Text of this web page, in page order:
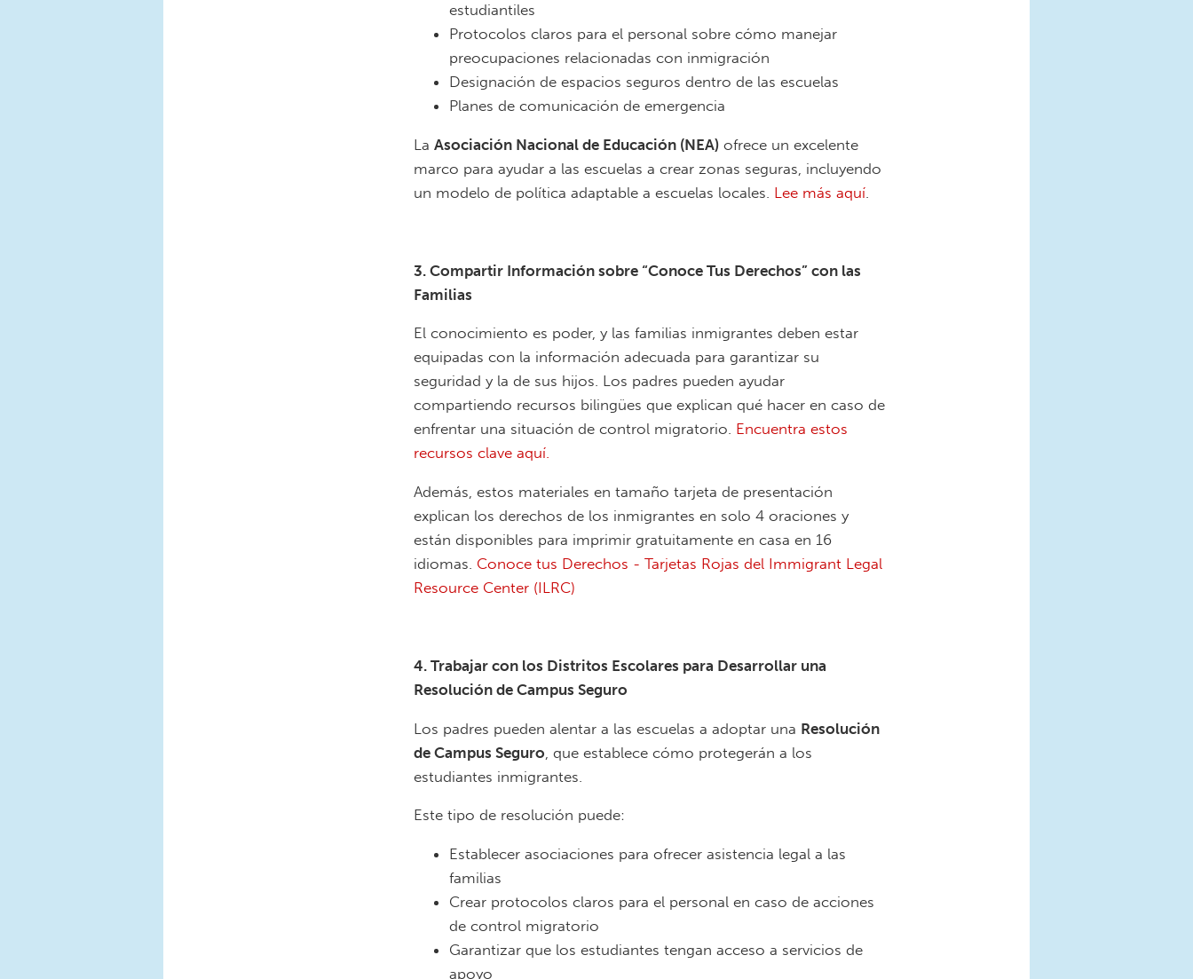
estudiantiles
Protocolos claros para el personal sobre cómo manejar
preocupaciones relacionadas con inmigración
Designación de espacios seguros dentro de las escuelas
Planes de comunicación de emergencia
La Asociación Nacional de Educación (NEA) ofrece un excelente
marco para ayudar a las escuelas a crear zonas seguras, incluyendo
un modelo de política adaptable a escuelas locales. Lee más aquí
3. Compartir Información sobre “Conoce Tus Derechos” con las
Familias
El conocimiento es poder, y las familias inmigrantes deben estar
equipadas con la información adecuada para garantizar su
seguridad y la de sus hijos. Los padres pueden ayudar
compartiendo recursos bilingües que explican qué hacer en caso de
enfrentar una situación de control migratorio. Encuentra estos
recursos clave aquí.
Además, estos materiales en tamaño tarjeta de presentación
explican los derechos de los inmigrantes en solo 4 oraciones y
están disponibles para imprimir gratuitamente en casa en 16
idiomas. Conoce tus Derechos - Tarjetas Rojas del Immigrant Legal
Resource Center (ILRC)
4. Trabajar con los Distritos Escolares para Desarrollar una
Resolución de Campus Seguro
Los padres pueden alentar a las escuelas a adoptar una Resolución
de Campus Seguro , que establece cómo protegerán a los
estudiantes inmigrantes.
Este tipo de resolución puede:
Establecer asociaciones para ofrecer asistencia legal a las
familias
Crear protocolos claros para el personal en caso de acciones
de control migratorio
Garantizar que los estudiantes tengan acceso a servicios de
apoyo